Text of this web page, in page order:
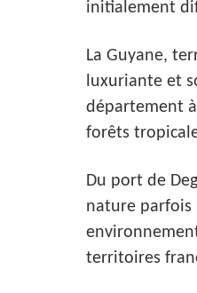
initialement
La Guyane,
luxuriante et
département
forêts
Du port de
nature parfois
territoires